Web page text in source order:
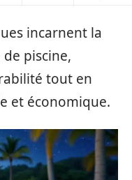
incarnent la
piscine,
tout en
et économique.